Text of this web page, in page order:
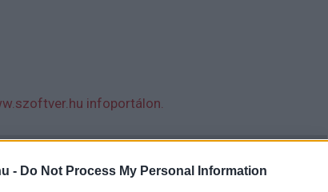
- Do Not Process My Personal Information
infoportálon.
új balatoni kardioösvény (X)